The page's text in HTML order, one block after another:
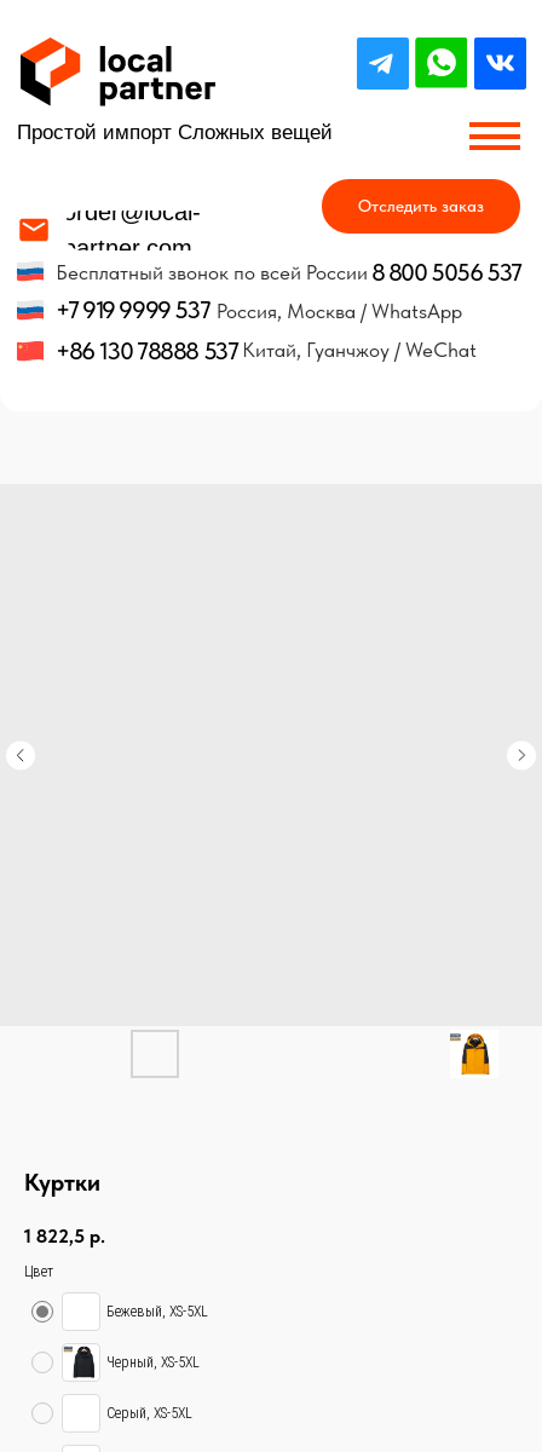
+86 130 78888 537
+7 919 9999 537
8 800 5056 537
Китай, Гуанчжоу / WeChat
Россия, Москва / WhatsApp
Простой импорт Сложных вещей
Отследить заказ
Куртки
1 822,5 р.
Цвет
Бежевый, XS-5XL
Черный, XS-5XL
Серый, XS-5XL